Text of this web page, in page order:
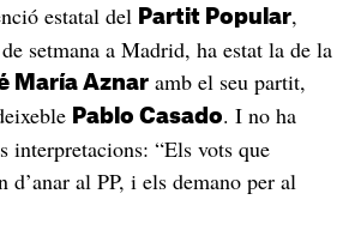
estatal del Partit Popular,
setmana a Madrid, ha estat la de la
María Aznaramb el seu partit,
Pablo Casado. I no ha
interpretacions: “Els vots que
d’anar al PP, i els demano per al